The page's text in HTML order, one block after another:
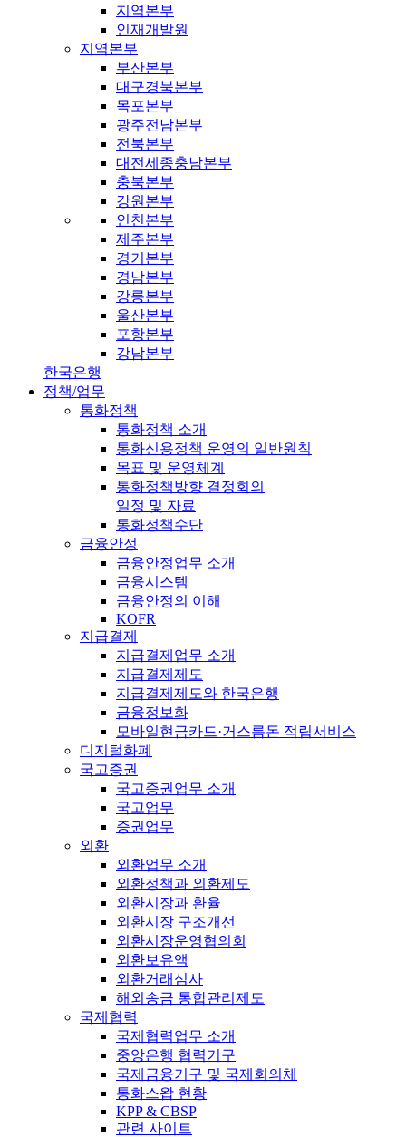
지역본부
인재개발원
지역본부
부산본부
대구경북본부
목포본부
광주전남본부
전북본부
대전세종충남본부
충북본부
강원본부
인천본부
제주본부
경기본부
경남본부
강릉본부
울산본부
포항본부
강남본부
한국은행
정책/업무
통화정책
통화정책 소개
통화신용정책 운영의 일반원칙
목표 및 운영체계
통화정책방향 결정회의
일정 및 자료
통화정책수단
금융안정
금융안정업무 소개
금융시스템
금융안정의 이해
KOFR
지급결제
지급결제업무 소개
지급결제제도
지급결제제도와 한국은행
금융정보화
모바일현금카드·거스름돈 적립서비스
디지털화폐
국고증권
국고증권업무 소개
국고업무
증권업무
외환
외환업무 소개
외환정책과 외환제도
외환시장과 환율
외환시장 구조개선
외환시장운영협의회
외환보유액
외환거래심사
해외송금 통합관리제도
국제협력
국제협력업무 소개
중앙은행 협력기구
국제금융기구 및 국제회의체
통화스왑 현황
KPP & CBSP
관련 사이트